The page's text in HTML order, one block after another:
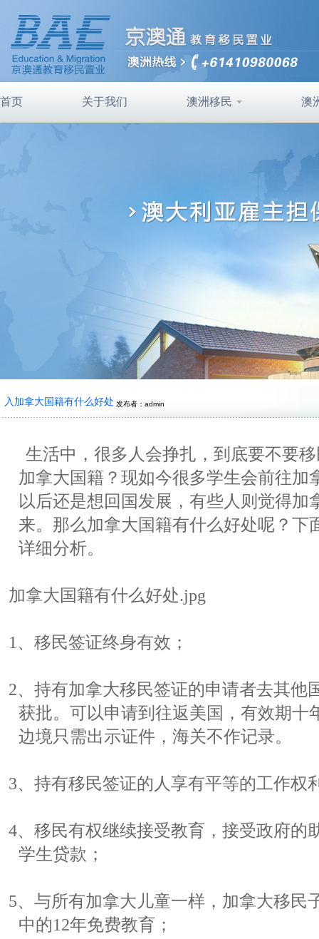
首页 关于我们 澳洲移民 澳
入加拿大国籍有什么好处 发布者：admin
生活中，很多人会挣扎，到底要不要
加拿大国籍？现如今很多学生会前往加
以后还是想回国发展，有些人则觉得加
来。那么加拿大国籍有什么好处呢？下
详细分析。
加拿大国籍有什么好处.jpg
1、移民签证终身有效；
2、持有加拿大移民签证的申请者去其他
获批。可以申请到往返美国，有效期十
边境只需出示证件，海关不作记录。
3、持有移民签证的人享有平等的工作权
4、移民有权继续接受教育，接受政府的
学生贷款；
5、与所有加拿大儿童一样，加拿大移民
中的12年免费教育；